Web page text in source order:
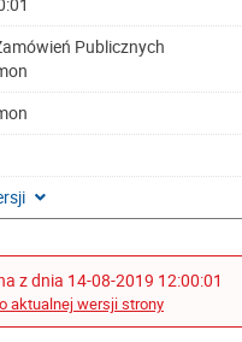
Publicznych
z dnia 14-08-2019 12:00:01
aktualnej wersji strony